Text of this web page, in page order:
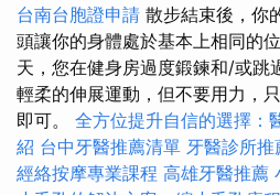
台南台胞證申請 散步結束後，你
頭讓你的身體處於基本上相同的
天，您在健身房過度鍛鍊和/或跳
輕柔的伸展運動，但不要用力，
即可。 全方位提升自信的選擇：
紹 台中牙醫推薦清單 牙醫診所推
經絡按摩專業課程 高雄牙醫推薦